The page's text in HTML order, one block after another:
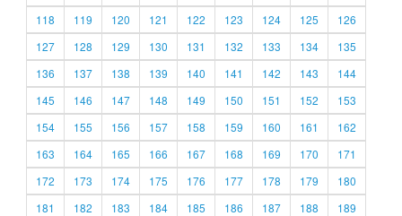
118
119 120 121 122 123 124 125
126
127
128 129 130 131 132 133 134
135
136
137 138 139 140 141 142 143
144
145
146 147 148 149 150 151 152
153
154
155 156 157 158 159 160 161
162
163
164 165 166 167 168 169 170
171
172
173 174 175 176 177 178 179
180
181
182 183 184 185 186 187 188
189